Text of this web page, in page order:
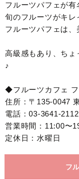
フルーツパフェが有
旬のフルーツがキ
フルーツパフェは、
高級感もあり、ちょ
♪
◆フルーツカフェ フ
住所：〒135-0047
電話：03-3641-2112
営業時間：11:00〜
定休日：水曜日
フ